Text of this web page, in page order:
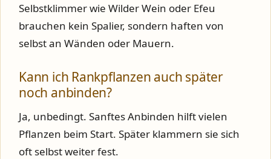
Selbstklimmer wie Wilder Wein oder Efeu
brauchen kein Spalier, sondern haften von
selbst an Wänden oder Mauern.
Kann ich Rankpflanzen auch später
noch anbinden?
Ja, unbedingt. Sanftes Anbinden hilft vielen
Pflanzen beim Start. Später klammern sie sich
oft selbst weiter fest.